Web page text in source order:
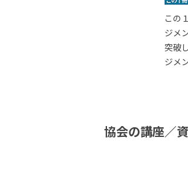
この
ジメ
突破
ジメ
協会の講座／